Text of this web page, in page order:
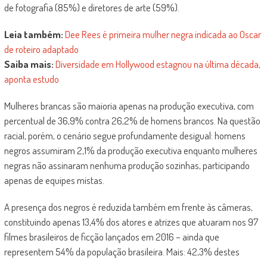
de fotografia (85%) e diretores de arte (59%).
Leia também:Dee Rees é primeira mulher negra indicada ao Oscar
de roteiro adaptado
Saiba mais:Diversidade em Hollywood estagnou na última década,
aponta estudo
Mulheres brancas são maioria apenas na produção executiva, com
percentual de 36,9% contra 26,2% de homens brancos. Na questão
racial, porém, o cenário segue profundamente desigual: homens
negros assumiram 2,1% da produção executiva enquanto mulheres
negras não assinaram nenhuma produção sozinhas, participando
apenas de equipes mistas.
A presença dos negros é reduzida também em frente às câmeras,
constituindo apenas 13,4% dos atores e atrizes que atuaram nos 97
filmes brasileiros de ficção lançados em 2016 – ainda que
representem 54% da população brasileira. Mais: 42,3% destes